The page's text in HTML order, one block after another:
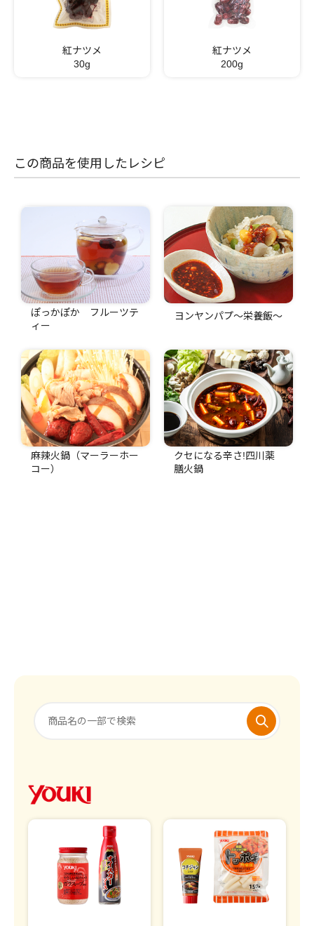
紅ナツメ
30g
紅ナツメ
200g
この商品を使用したレシピ
ぽっかぽか フルーツテ
ィー
ヨンヤンパプ〜栄養飯〜
麻辣火鍋（マーラーホー
コー）
クセになる辛さ!四川薬
膳火鍋